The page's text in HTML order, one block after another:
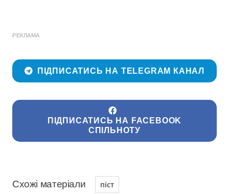
РЕКЛАМА
ПІДПИСАТИСЬ НА TELEGRAM КАНАЛ
ПІДПИСАТИСЬ НА FACEBOOK
СПІЛЬНОТУ
Схожі матеріали піст